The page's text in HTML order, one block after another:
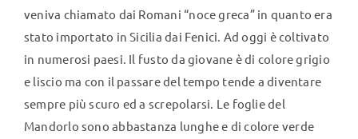
veniva chiamato dai Romani “noce greca” in quanto era
stato importato in Sicilia dai Fenici. Ad oggi è coltivato
in numerosi paesi. Il fusto da giovane è di colore grigio
e liscio ma con il passare del tempo tende a diventare
sempre più scuro ed a screpolarsi. Le foglie del
Mandorlo sono abbastanza lunghe e di colore verde